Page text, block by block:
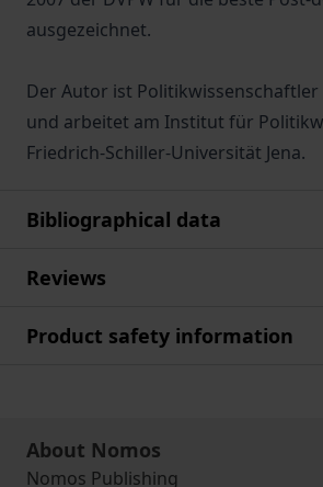
ausgezeichnet.
Der Autor ist
und arbeitet am Institut für
Friedrich-Schiller-Universität Jena.
Bibliographical data
Reviews
Product safety information
About Nomos
Nomos Publishing